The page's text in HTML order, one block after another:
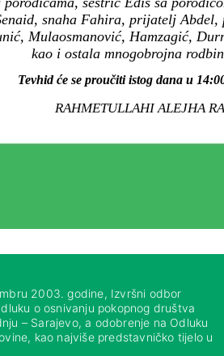
snaha Fahira, prijatelj
Mulaosmanović, Hamzagić,
kao i ostala mnogobrojna
Tevhid će se proučiti istog dana u
RAHMETULLAHI ALEJHA
2003. godine, Izvršni odbor
o osnivanju pokopnog društva
– Sarajevo, a odobrenje na Odluku
kao najviše predstavničko tijelo u